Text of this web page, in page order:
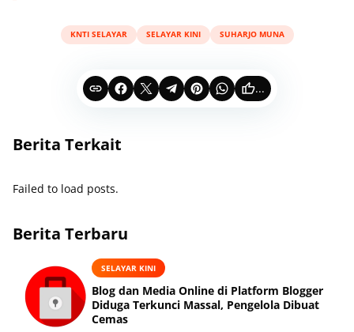
KNTI SELAYAR SELAYAR KINI SUHARJO MUNA
...
Berita Terkait
Failed to load posts.
Berita Terbaru
SELAYAR KINI
Blog dan Media Online di Platform Blogger
Diduga Terkunci Massal, Pengelola Dibuat
Cemas